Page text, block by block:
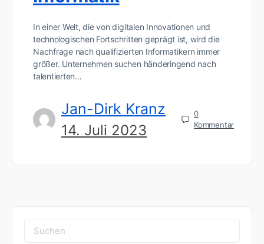
In einer Welt, die von digitalen Innovationen und
technologischen Fortschritten geprägt ist, wird die
Nachfrage nach qualifizierten Informatikern immer
größer. Unternehmen suchen händeringend nach
talentierten…
Jan-Dirk Kranz
14. Juli 2023
0
Kommentar
Suchen